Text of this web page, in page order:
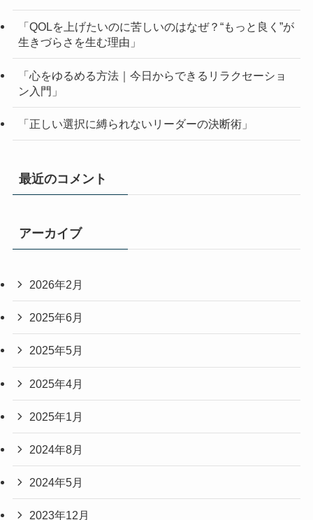
「QOLを上げたいのに苦しいのはなぜ？“もっと良く”が
生きづらさを生む理由」
「心をゆるめる方法｜今日からできるリラクセーショ
ン入門」
「正しい選択に縛られないリーダーの決断術」
最近のコメント
アーカイブ
2026年2月
2025年6月
2025年5月
2025年4月
2025年1月
2024年8月
2024年5月
2023年12月